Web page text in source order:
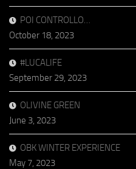
POI CONTROLLO…
October 18, 2023
#LUCALIFE
September 29, 2023
OLIVINE GREEN
June 3, 2023
OBK WINTER EXPERIENCE
May 7, 2023